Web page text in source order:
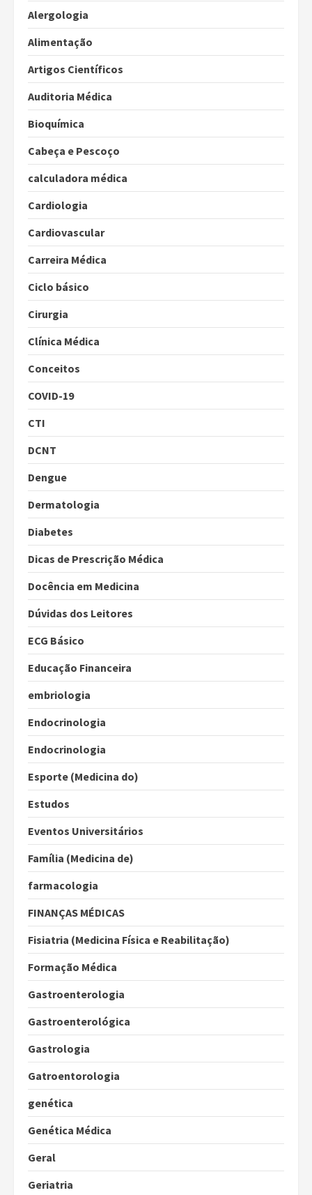
Alergologia
Alimentação
Artigos Científicos
Auditoria Médica
Bioquímica
Cabeça e Pescoço
calculadora médica
Cardiologia
Cardiovascular
Carreira Médica
Ciclo básico
Cirurgia
Clínica Médica
Conceitos
COVID-19
CTI
DCNT
Dengue
Dermatologia
Diabetes
Dicas de Prescrição Médica
Docência em Medicina
Dúvidas dos Leitores
ECG Básico
Educação Financeira
embriologia
Endocrinologia
Endocrinologia
Esporte (Medicina do)
Estudos
Eventos Universitários
Família (Medicina de)
farmacologia
FINANÇAS MÉDICAS
Fisiatria (Medicina Física e Reabilitação)
Formação Médica
Gastroenterologia
Gastroenterológica
Gastrologia
Gatroentorologia
genética
Genética Médica
Geral
Geriatria